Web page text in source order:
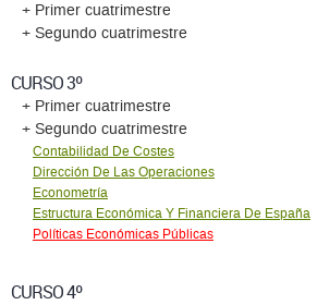
+ Primer cuatrimestre
+ Segundo cuatrimestre
CURSO 3º
+ Primer cuatrimestre
+ Segundo cuatrimestre
Contabilidad De Costes
Dirección De Las Operaciones
Econometría
Estructura Económica Y Financiera De España
Políticas Económicas Públicas
CURSO 4º